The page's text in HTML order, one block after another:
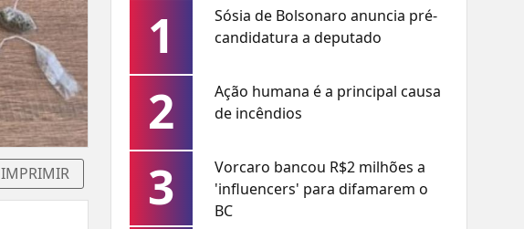
IMPRIMIR
1
Sósia de Bolsonaro anuncia pré-
candidatura a deputado
2
Ação humana é a principal causa
de incêndios
3
Vorcaro bancou R$2 milhões a
'influencers' para difamarem o
BC